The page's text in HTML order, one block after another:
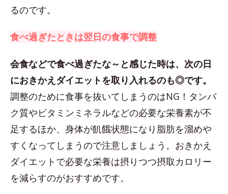
るのです。
食べ過ぎたときは翌日の食事で調整
会食などで食べ過ぎたな～と感じた時は、次の日
におきかえダイエットを取り入れるのも◎です。
調整のために食事を抜いてしまうのはNG！タンパ
ク質やビタミンミネラルなどの必要な栄養素が不
足するほか、身体が飢餓状態になり脂肪を溜めや
すくなってしまうので注意しましょう。おきかえ
ダイエットで必要な栄養は摂りつつ摂取カロリー
を減らすのがおすすめです。